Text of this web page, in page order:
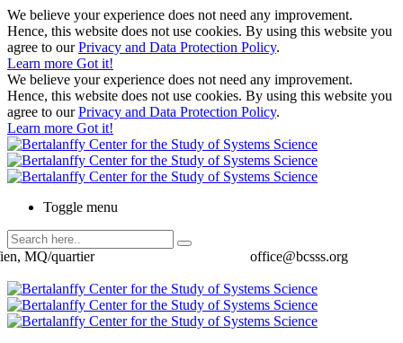
We believe your experience does not need any improvement.
Hence, this website does not use cookies. By using this website you
agree to ourPrivacy and Data Protection Policy.
Learn more Got it!
We believe your experience does not need any improvement.
Hence, this website does not use cookies. By using this website you
agree to ourPrivacy and Data Protection Policy.
Learn more Got it!
Toggle menu
office@bcsss.org
MQ/quartier